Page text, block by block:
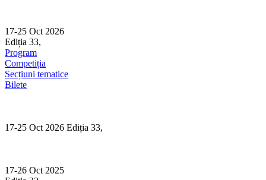
content
17-25 Oct 2026
Ediția 33,
Program
Competiția
Secțiuni tematice
Bilete
17-25 Oct 2026 Ediția 33,
17-26 Oct 2025